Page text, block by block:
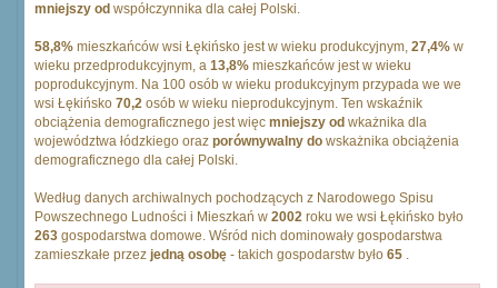
mniejszy od współczynnika dla całej Polski.
58,8% mieszkańców wsi Łękińsko jest w wieku produkcyjnym, 27,4% w
wieku przedprodukcyjnym, a 13,8% mieszkańców jest w wieku
poprodukcyjnym. Na 100 osób w wieku produkcyjnym przypada we we
wsi Łękińsko 70,2 osób w wieku nieprodukcyjnym. Ten wskaźnik
obciążenia demograficznego jest więc mniejszy od wkażnika dla
województwa łódzkiego oraz porównywalny do wskażnika obciążenia
demograficznego dla całej Polski.
Według danych archiwalnych pochodzących z Narodowego Spisu
Powszechnego Ludności i Mieszkań w 2002 roku we wsi Łękińsko było
263 gospodarstwa domowe. Wśród nich dominowały gospodarstwa
zamieszkałe przez jedną osobę - takich gospodarstw było 65 .